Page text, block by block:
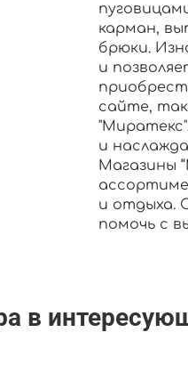
карман,
брюки.
и
сайте,
и
Магазины
и отдыха.
помочь с
в